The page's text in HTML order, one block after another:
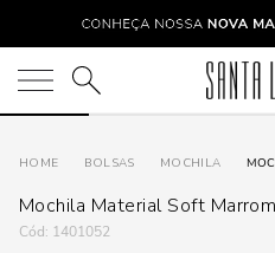
O que você está procurando?
BOLSAS MOCHILA
Mochila Material Soft
: 1401052